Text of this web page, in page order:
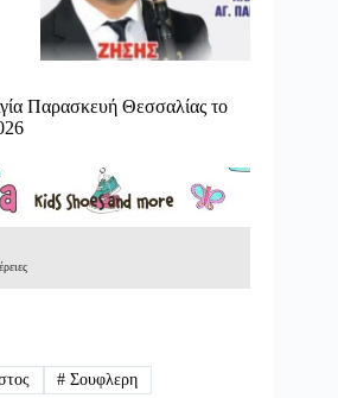
Παρασκευή Θεσσαλίας το
# Σουφλερη